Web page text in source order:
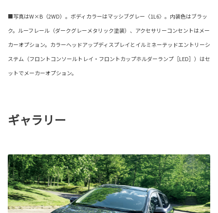
■写真はW×B（2WD）。ボディカラーはマッシブグレー〈1L6〉。内装色はブラッ
ク。ルーフレール（ダークグレーメタリック塗装）、アクセサリーコンセントはメー
カーオプション。カラーヘッドアップディスプレイとイルミネーテッドエントリーシ
ステム（フロントコンソールトレイ・フロントカップホルダーランプ［LED］）はセ
ットでメーカーオプション。
ギャラリー